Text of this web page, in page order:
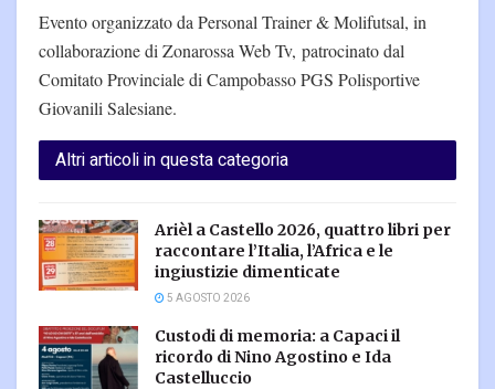
Evento organizzato da Personal Trainer & Molifutsal, in
collaborazione di Zonarossa Web Tv, patrocinato dal
Comitato Provinciale di Campobasso PGS Polisportive
Giovanili Salesiane.
Altri articoli in questa categoria
Arièl a Castello 2026, quattro libri per
raccontare l’Italia, l’Africa e le
ingiustizie dimenticate
5 AGOSTO 2026
Custodi di memoria: a Capaci il
ricordo di Nino Agostino e Ida
Castelluccio